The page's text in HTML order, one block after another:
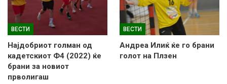
ВЕСТИ
Најдобриот голман од
кадетскиот Ф4 (2022) ќе
брани за новиот
прволигаш
ВЕСТИ
Андреа Илиќ ќе го брани
голот на Плзен